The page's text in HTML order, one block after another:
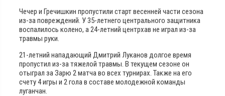
Чечер и Гречишкин пропустили старт весенней части сезона
из-за повреждений. У 35-летнего центрального защитника
воспалилось колено, а 24-летний центрхав не играл из-за
травмы руки.
21-летний нападающий Дмитрий Луканов долгое время
пропустил из-за тяжелой травмы. В текущем сезоне он
отыграл за Зарю 2 матча во всех турнирах. Также на его
счету 4 игры и 2 гола в составе молодежной команды
луганчан.